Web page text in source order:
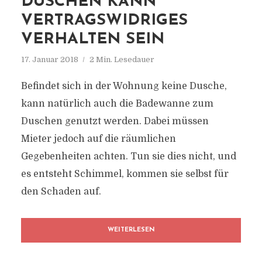
VERTRAGSWIDRIGES
VERHALTEN SEIN
17. Januar 2018 2 Min. Lesedauer
Befindet sich in der Wohnung keine Dusche,
kann natürlich auch die Badewanne zum
Duschen genutzt werden. Dabei müssen
Mieter jedoch auf die räumlichen
Gegebenheiten achten. Tun sie dies nicht, und
es entsteht Schimmel, kommen sie selbst für
den Schaden auf.
WEITERLESEN